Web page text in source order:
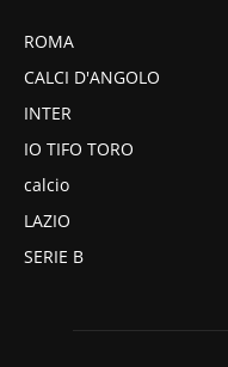
ROMA
CALCI D'ANGOLO
INTER
IO TIFO TORO
calcio
LAZIO
SERIE B